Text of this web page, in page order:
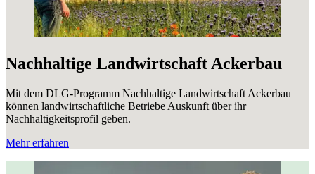
Nachhaltige Landwirtschaft Ackerbau
Mit dem DLG-Programm Nachhaltige Landwirtschaft Ackerbau
können landwirtschaftliche Betriebe Auskunft über ihr
Nachhaltigkeitsprofil geben.
Mehr erfahren